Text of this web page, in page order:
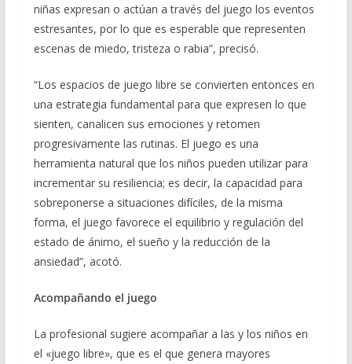
niñas expresan o actúan a través del juego los eventos
estresantes, por lo que es esperable que representen
escenas de miedo, tristeza o rabia”, precisó.
“Los espacios de juego libre se convierten entonces en
una estrategia fundamental para que expresen lo que
sienten, canalicen sus emociones y retomen
progresivamente las rutinas. El juego es una
herramienta natural que los niños pueden utilizar para
incrementar su resiliencia; es decir, la capacidad para
sobreponerse a situaciones difíciles, de la misma
forma, el juego favorece el equilibrio y regulación del
estado de ánimo, el sueño y la reducción de la
ansiedad”, acotó.
Acompañando el juego
La profesional sugiere acompañar a las y los niños en
el «juego libre», que es el que genera mayores